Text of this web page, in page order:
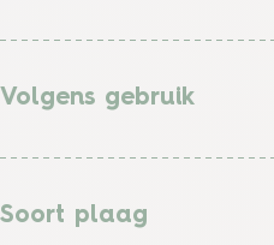
Volgens gebruik
Soort plaag